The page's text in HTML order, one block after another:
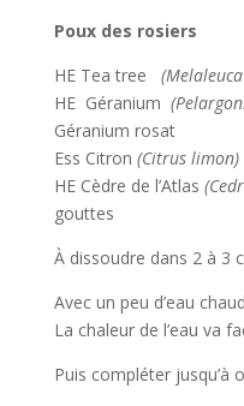
Poux des rosiers
HE Tea tree
HE Géranium (
Géranium rosat
Ess Citron (Citrus limon)
HE Cèdre de l’Atlas
gouttes
À dissoudre dans 2 à 3
Avec un peu d’eau
La chaleur de l’eau va
Puis compléter